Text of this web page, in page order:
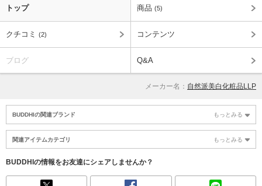
トップ 商品 (5)
クチコミ (2) コンテンツ
ブログ Q&A
メーカー名： 自然派美白化粧品LLP
BUDDHIの関連ブランド もっとみる
関連アイテムカテゴリ もっとみる
BUDDHIの情報をお友達にシェアしませんか？